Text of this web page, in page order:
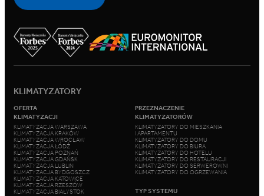
KLIMATYZATORY
OFERTA
KLIMATYZACJI
KLIMATYZACJA WARSZAWA
KLIMATYZACJA KRAKÓW
KLIMATYZACJA WROCŁAW
KLIMATYZACJA ŁÓDŹ
KLIMATYZACJA POZNAŃ
KLIMATYZACJA GDAŃSK
KLIMATYZACJA LUBLIN
KLIMATYZACJA BYDGOSZCZ
KLIMATYZACJA KATOWICE
KLIMATYZACJA RZESZÓW
KLIMATYZACJA BIAŁYSTOK
PRZEZNACZENIE
KLIMATYZATORÓW
KLIMATYZATORY DO MIESZKANIA
I APARTAMENTU
KLIMATYZATORY DO DOMU
KLIMATYZATORY DO BIURA
KLIMATYZATORY DO HOTELU
KLIMATYZATORY DO RESTAURACJI
KLIMATYZATORY DO SERWEROWNI
KLIMATYZATORY DO OGRZEWANIA
TYP SYSTEMU